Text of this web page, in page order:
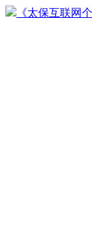
《太保互联网